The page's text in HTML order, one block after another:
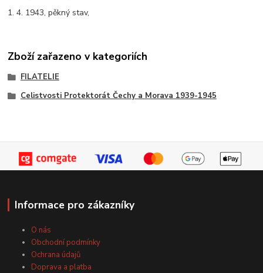
1. 4. 1943, pěkný stav,
Zboží zařazeno v kategoriích
FILATELIE
Celistvosti Protektorát Čechy a Morava 1939-1945
Informace pro zákazníky
O nás
Obchodní podmínky
Ochrana údajů
Doprava a platba